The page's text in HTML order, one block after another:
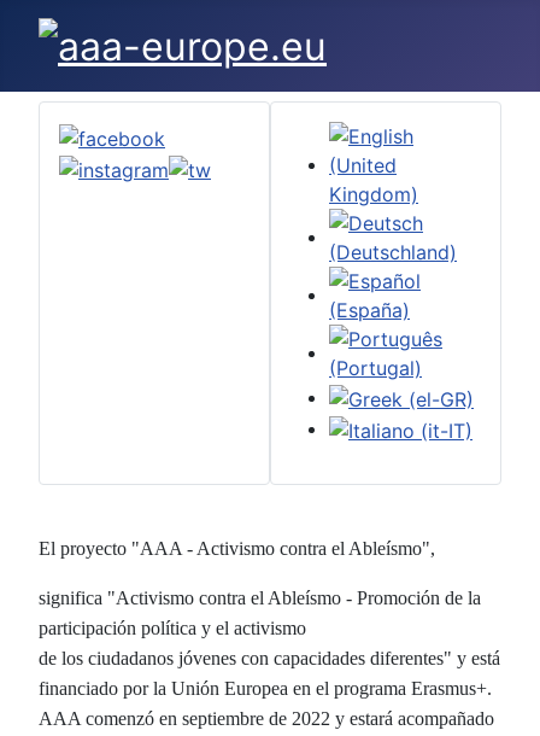
Seleccione su idioma
El proyecto "AAA - Activismo contra el Ableísmo",
significa "Activismo contra el Ableísmo - Promoción de la
participación política y el activismo
de los ciudadanos jóvenes con capacidades diferentes" y está
financiado por la Unión Europea en el programa Erasmus+.
AAA comenzó en septiembre de 2022 y estará acompañado